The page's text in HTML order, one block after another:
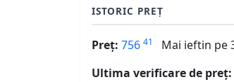
ISTORIC PREȚ
Preț: 756 41
Mai ieftin pe
Ultima verificare de preț: